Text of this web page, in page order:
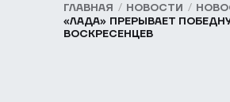
ГЛАВНАЯ НОВОСТИ
«ЛАДА» ПРЕРЫВАЕТ
ВОСКРЕСЕНЦЕВ